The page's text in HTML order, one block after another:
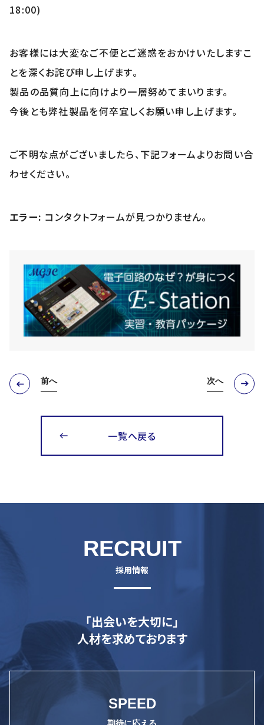
18:00)
お客様には大変なご不便とご迷惑をおかけいたしますこ
とを深くお詫び申し上げます。
製品の品質向上に向けより一層努めてまいります。
今後とも弊社製品を何卒宜しくお願い申し上げます。
ご不明な点がございましたら、下記フォームよりお問い合
わせください。
エラー: コンタクトフォームが見つかりません。
前へ 次へ
一覧へ戻る
RECRUIT
「出会いを大切に」
人材を求めております
SPEED